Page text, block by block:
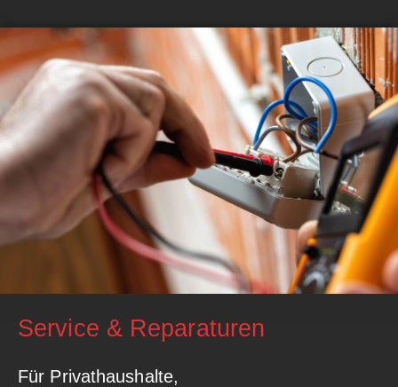
Service & Reparaturen
Für Privathaushalte,